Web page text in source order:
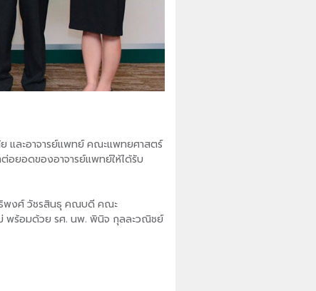
และอาจารย์แพทย์ คณะแพทยศาสตร์
อยอดของอาจารย์แพทย์ให้ได้รับ
ธิพงศ์ วัชรสินธุ คณบดี คณะ
พร้อมด้วย รศ. นพ. พินิจ กุลละวณิชย์